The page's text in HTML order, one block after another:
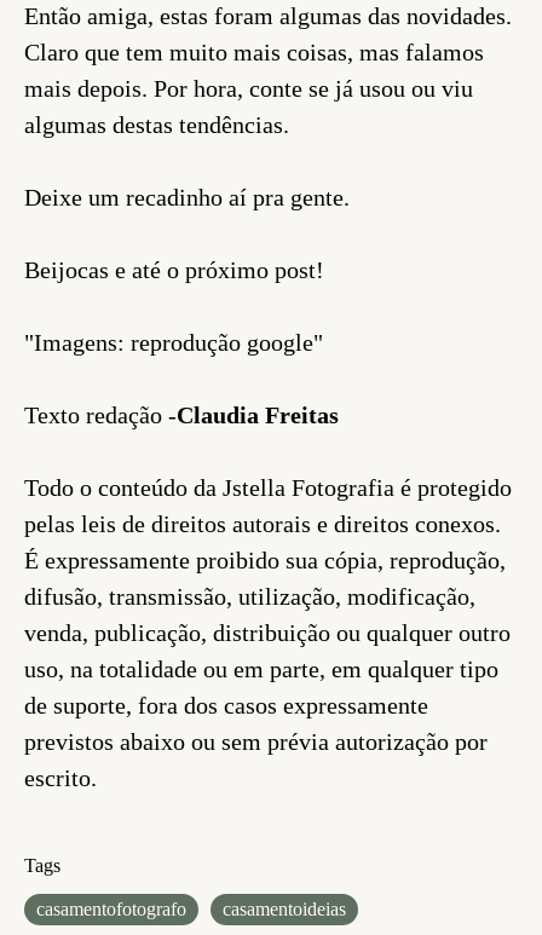
Então amiga, estas foram algumas das novidades.
Claro que tem muito mais coisas, mas falamos
mais depois. Por hora, conte se já usou ou viu
algumas destas tendências.
Deixe um recadinho aí pra gente.
Beijocas e até o próximo post!
"Imagens: reprodução google"
Texto redação -Claudia Freitas
Todo o conteúdo da Jstella Fotografia é protegido
pelas leis de direitos autorais e direitos conexos.
É expressamente proibido sua cópia, reprodução,
difusão, transmissão, utilização, modificação,
venda, publicação, distribuição ou qualquer outro
uso, na totalidade ou em parte, em qualquer tipo
de suporte, fora dos casos expressamente
previstos abaixo ou sem prévia autorização por
escrito.
Tags
casamentofotografo casamentoideias